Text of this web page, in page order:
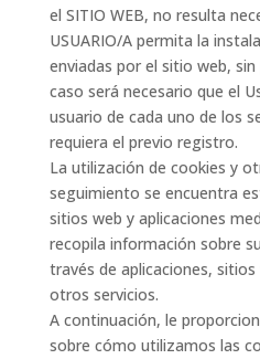
el SITIO WEB, no resulta
USUARIO/A permita la
enviadas por el sitio web,
caso será necesario que el
usuario de cada uno de los
requiera el previo registro.
La utilización de cookies y
seguimiento se encuentra
sitios web y aplicaciones
recopila información sobre
través de aplicaciones,
otros servicios.
A continuación, le
sobre cómo utilizamos las